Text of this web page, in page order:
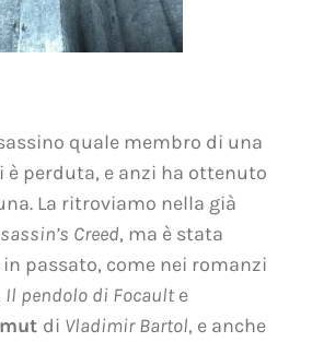
quale membro di una
è perduta, e anzi ha ottenuto
La ritroviamo nella già
Creed, ma è stata
passato, come nei romanzi
Il pendolo di Focault e
di Vladimir Bartol, e anche